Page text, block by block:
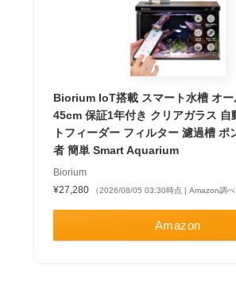
Biorium IoT搭載 スマート水槽 オー
45cm 保証1年付き クリアガラス 自
トフィーダー フィルター 濾過槽 ポ
者 簡単 Smart Aquarium
Biorium
¥27,280
（2026/08/05 03:30時点 | Amazon調べ
Amazon